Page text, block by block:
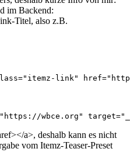
im Backend:
Titel, also z.B.
link"
wbce.org"
a>, deshalb kann es nicht
vom Itemz-Teaser-Preset